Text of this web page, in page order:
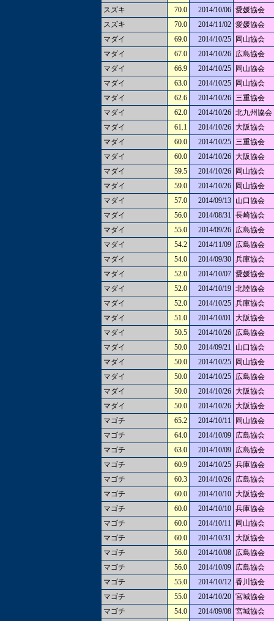
スズキ
70.0 2014/10/06 愛媛協会
スズキ
70.0 2014/11/02 愛媛協会
マダイ
69.0 2014/10/25
岡山協会
マダイ
67.0 2014/10/26 広島協会
マダイ
66.9 2014/10/25
岡山協会
マダイ
63.0 2014/10/25
岡山協会
マダイ
62.6 2014/10/26 三重協会
マダイ
62.0 2014/10/26 北九州協会
マダイ
61.1 2014/10/26 大阪協会
マダイ
60.0 2014/10/25 三重協会
マダイ
60.0 2014/10/26 大阪協会
マダイ
59.5 2014/10/26
岡山協会
マダイ
59.0 2014/10/26
岡山協会
マダイ
57.0 2014/09/13 山口協会
マダイ
56.0 2014/08/31 長崎協会
マダイ
55.0 2014/09/26 広島協会
マダイ
54.2 2014/11/09 広島協会
マダイ
54.0 2014/09/30 兵庫協会
マダイ
52.0 2014/10/07 愛媛協会
マダイ
52.0 2014/10/19 北陸協会
マダイ
52.0 2014/10/25 兵庫協会
マダイ
51.0 2014/10/01 大阪協会
マダイ
50.5 2014/10/26 広島協会
マダイ
50.0 2014/09/21 山口協会
マダイ
50.0 2014/10/25
岡山協会
マダイ
50.0 2014/10/25 広島協会
マダイ
50.0 2014/10/26 大阪協会
マダイ
50.0 2014/10/26 大阪協会
マゴチ
65.2 2014/10/11
岡山協会
マゴチ
64.0 2014/10/09 広島協会
マゴチ
63.0 2014/10/09 広島協会
マゴチ
60.9 2014/10/25 兵庫協会
マゴチ
60.3 2014/10/26 広島協会
マゴチ
60.0 2014/10/10 大阪協会
マゴチ
60.0 2014/10/10 兵庫協会
マゴチ
60.0 2014/10/11
岡山協会
マゴチ
60.0 2014/10/31 大阪協会
マゴチ
56.0 2014/10/08 広島協会
マゴチ
56.0 2014/10/09 広島協会
マゴチ
55.0 2014/10/12 香川協会
マゴチ
55.0 2014/10/20 宮城協会
マゴチ
54.0 2014/09/08 宮城協会